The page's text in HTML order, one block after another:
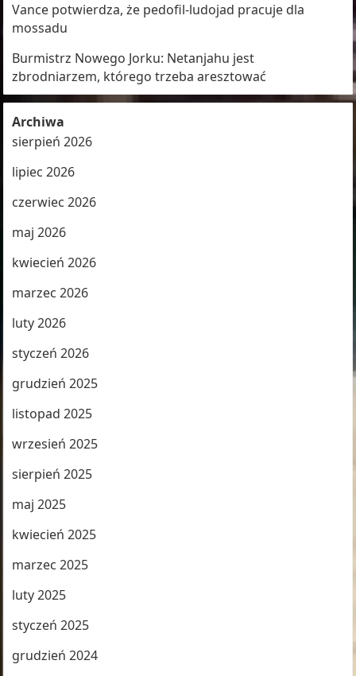
Vance potwierdza, że pedofil-ludojad pracuje dla
mossadu
Burmistrz Nowego Jorku: Netanjahu jest
zbrodniarzem, którego trzeba aresztować
Archiwa
sierpień 2026
lipiec 2026
czerwiec 2026
maj 2026
kwiecień 2026
marzec 2026
luty 2026
styczeń 2026
grudzień 2025
listopad 2025
wrzesień 2025
sierpień 2025
maj 2025
kwiecień 2025
marzec 2025
luty 2025
styczeń 2025
grudzień 2024